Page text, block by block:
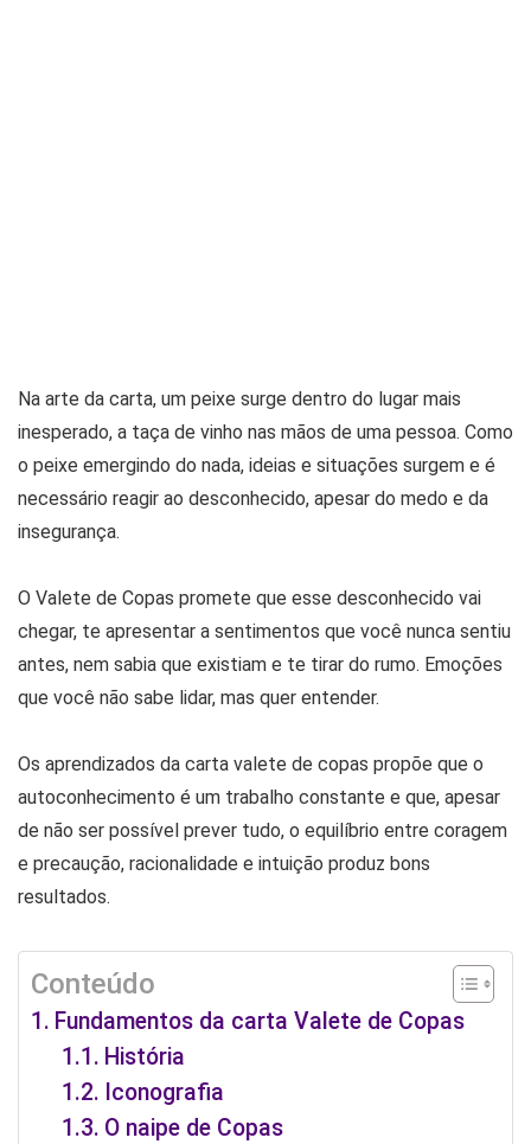
Na arte da carta, um peixe surge dentro do lugar mais
inesperado, a taça de vinho nas mãos de uma pessoa. Como
o peixe emergindo do nada, ideias e situações surgem e é
necessário reagir ao desconhecido, apesar do medo e da
insegurança.
O Valete de Copas promete que esse desconhecido vai
chegar, te apresentar a sentimentos que você nunca sentiu
antes, nem sabia que existiam e te tirar do rumo. Emoções
que você não sabe lidar, mas quer entender.
Os aprendizados da carta valete de copas propõe que o
autoconhecimento é um trabalho constante e que, apesar
de não ser possível prever tudo, o equilíbrio entre coragem
e precaução, racionalidade e intuição produz bons
resultados.
Conteúdo
Fundamentos da carta Valete de Copas
História
Iconografia
O naipe de Copas